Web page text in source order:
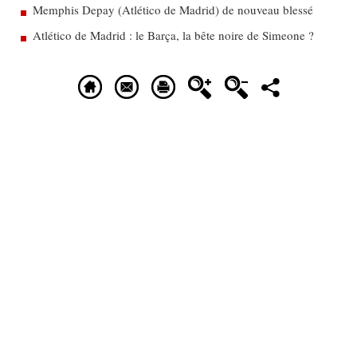
Memphis Depay (Atlético de Madrid) de nouveau blessé
Atlético de Madrid : le Barça, la bête noire de Simeone ?